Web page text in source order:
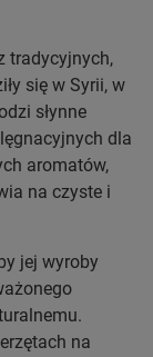
tradycyjnych,
się w Syrii, w
słynne
dla
aromatów,
na czyste i
jej wyroby
na